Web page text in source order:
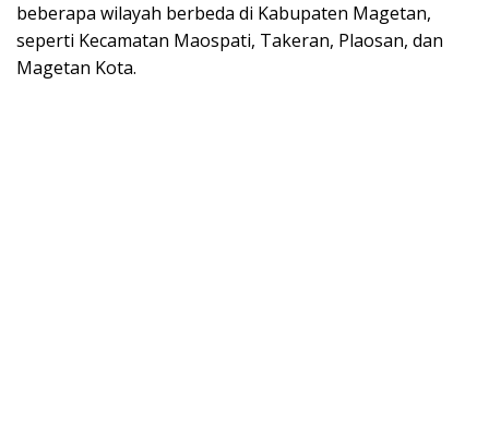
beberapa wilayah berbeda di Kabupaten Magetan,
seperti Kecamatan Maospati, Takeran, Plaosan, dan
Magetan Kota.